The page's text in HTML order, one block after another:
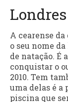
Londres
A cearense
o seu nome
de natação. É
conquistar o
2010. Tem
uma delas é a
piscina que